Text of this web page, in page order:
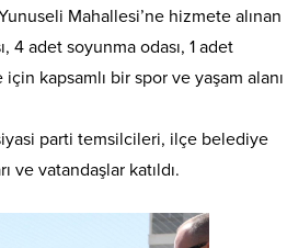
Mahallesi’ne hizmete alınan
4 adet soyunma odası, 1 adet
kapsamlı bir spor ve yaşam alanı
parti temsilcileri, ilçe belediye
vatandaşlar katıldı.